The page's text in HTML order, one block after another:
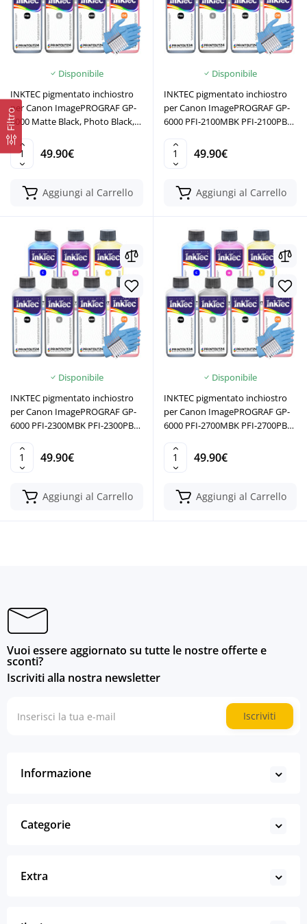
Filtro
Disponibile
INKTEC pigmentato inchiostro
per Canon ImagePROGRAF GP-
6000 Matte Black, Photo Black,
Cyan, Magenta, Yellow, Gray,
Orange 49.90€
Aggiungi al Carrello
Disponibile
INKTEC pigmentato inchiostro
per Canon ImagePROGRAF GP-
6000 PFI-2100MBK PFI-2100PBK
PFI-2100GY PFI-2100OR
49.90€
Aggiungi al Carrello
Disponibile
INKTEC pigmentato inchiostro
per Canon ImagePROGRAF GP-
6000 PFI-2300MBK PFI-2300PBK
PFI-2300GY PFI-2300OR
49.90€
Aggiungi al Carrello
Disponibile
INKTEC pigmentato inchiostro
per Canon ImagePROGRAF GP-
6000 PFI-2700MBK PFI-2700PBK
PFI-2700GY PFI-2700OR
49.90€
Aggiungi al Carrello
Vuoi essere aggiornato su tutte le nostre offerte e
sconti?
Iscriviti alla nostra newsletter
Iscriviti
Informazione
Categorie
Extra